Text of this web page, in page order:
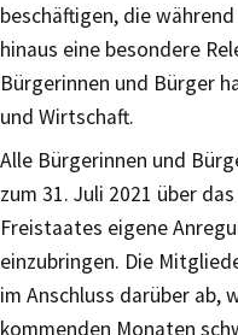
beschäftigen, die
hinaus eine besondere
Bürgerinnen und Bürger
und Wirtschaft.
Alle Bürgerinnen und
zum 31. Juli 2021 über
Freistaates eigene
einzubringen. Die
im Anschluss darüber ab,
kommenden Monaten